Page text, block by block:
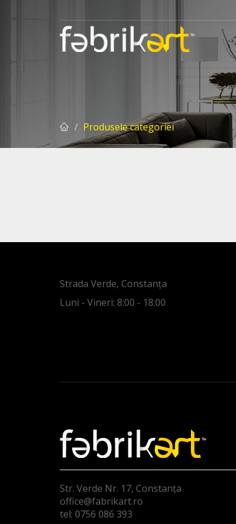
Produsele categoriei
Strada Verde, Constanța
Luni - Vineri: 8:00 - 18:00
Str. Verde Nr. 17, Constanța
office@fabrikart.ro
tel: 0756 086 393